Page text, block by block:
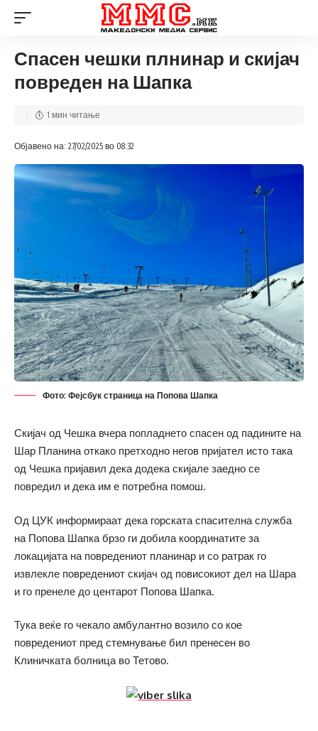
Спасен чешки плнинар и скијач
повреден на Шапка
Објавено на: 27/02/2025 во 08:32
1 мин читање
Фото: Фејсбук страница на Попова Шапка
Скијач од Чешка вчера попладнето спасен од падините на
Шар Планина откако претходно негов пријател исто така
од Чешка пријавил дека додека скијале заедно се
повредил и дека им е потребна помош.
Од ЦУК информираат дека горската спасителна служба
на Попова Шапка брзо ги добила координатите за
локацијата на повредениот планинар и со ратрак го
извлекле повредениот скијач од повисокиот дел на Шара
и го пренеле до центарот Попова Шапка.
Тука веќе го чекало амбулантно возило со кое
повредениот пред стемнување бил пренесен во
Клиничката болница во Тетово.